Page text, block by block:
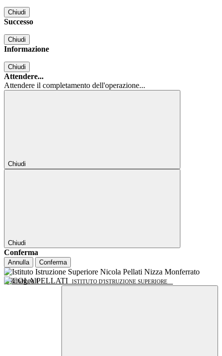
Chiudi
Successo
Chiudi
Informazione
Chiudi
Attendere...
Attendere il completamento dell'operazione...
Chiudi
Chiudi
Conferma
Annulla Conferma
NICOLA PELLATI ISTITUTO D'ISTRUZIONE SUPERIORE